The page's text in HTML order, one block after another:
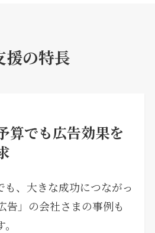
援の特長
算でも広告効果を
も、大きな成功につながっ
告」の会社さまの事例も